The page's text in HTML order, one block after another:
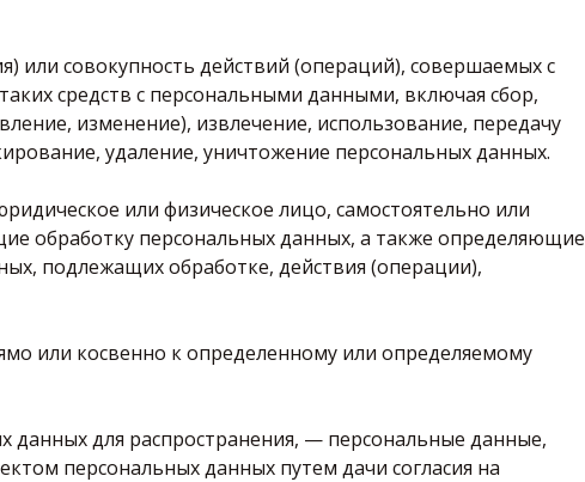
или совокупность действий (операций), совершаемых с
средств с персональными данными, включая сбор,
изменение), извлечение, использование, передачу
удаление, уничтожение персональных данных.
или физическое лицо, самостоятельно или
обработку персональных данных, а также определяющие
подлежащих обработке, действия (операции),
или косвенно к определенному или определяемому
данных для распространения, — персональные данные,
персональных данных путем дачи согласия на